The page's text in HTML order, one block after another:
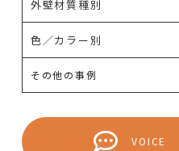
外壁材質種別
色／カラー別
その他の事例
VOICE